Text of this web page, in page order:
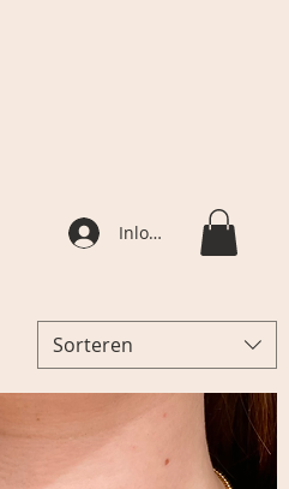
Inloggen
Sorteren